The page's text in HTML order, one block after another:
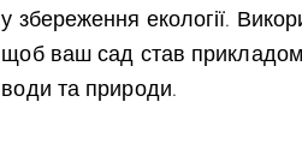
у збереження екології.
щоб ваш сад став
води та природи.